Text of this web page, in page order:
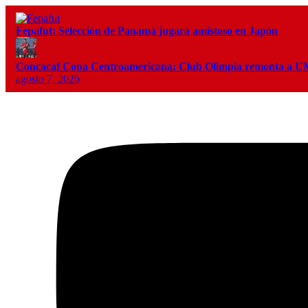
Fepafut: Selección de Panamá jugará amistoso en Japón
Concacaf Copa Centroamericana: Club Olimpia remonta a
agosto 7, 2026